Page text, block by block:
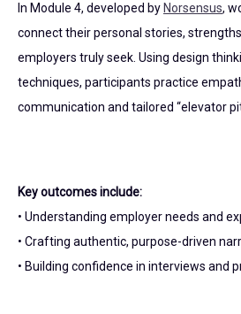
In Module 4, developed by Norsensus,
connect their personal stories,
employers truly seek. Using design
techniques, participants practice
communication and tailored “elevator
Key outcomes include:
• Understanding employer needs and
• Crafting authentic, purpose-driven
• Building confidence in interviews and